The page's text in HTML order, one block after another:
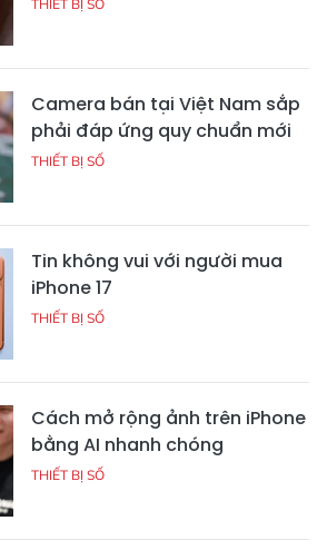
THIẾT BỊ SỐ
Camera bán tại Việt Nam sắp
phải đáp ứng quy chuẩn mới
THIẾT BỊ SỐ
Tin không vui với người mua
iPhone 17
THIẾT BỊ SỐ
Cách mở rộng ảnh trên iPhone
bằng AI nhanh chóng
THIẾT BỊ SỐ